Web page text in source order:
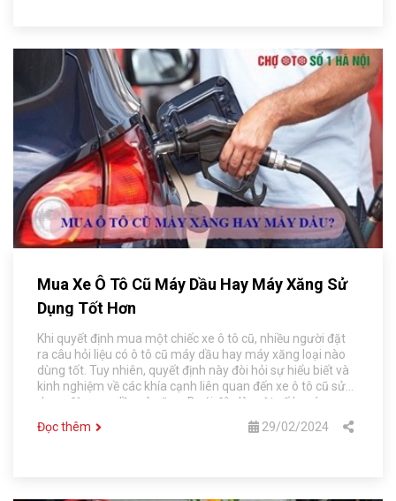
Mua Xe Ô Tô Cũ Máy Dầu Hay Máy Xăng Sử
Dụng Tốt Hơn
Khi quyết định mua một chiếc xe ô tô cũ, nhiều người đặt
ra câu hỏi liệu có ô tô cũ máy dầu hay máy xăng loại nào
dùng tốt. Tuy nhiên, quyết định này đòi hỏi sự hiểu biết và
kinh nghiệm về các khía cạnh liên quan đến xe ô tô cũ sử
dụng động cơ dầu và xăng. Dưới đây là một số lưu ý quan
trọng từ Chợ Ô Tô Số 1 Hà Nội để giúp mọi người có cái
nhìn tổng quan và đưa ra được lựa chọn ô tô cũ máy dầu
Đọc thêm 29/02/2024